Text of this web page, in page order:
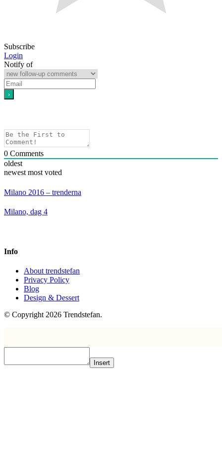
Subscribe
Login
Notify of
0 Comments
oldest
newest most voted
Milano 2016 – trenderna
Milano, dag 4
Info
About trendstefan
Privacy Policy
Blog
Design & Dessert
© Copyright 2026 Trendstefan.
Insert